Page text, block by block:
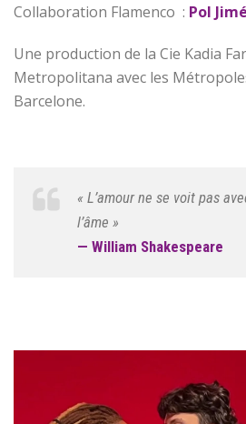
Collaboration Flamenco : Pol
Une production de la Cie Kadia
Metropolitana avec les
Barcelone.
« L’amour ne se voit pas
l’âme »
— William Shakespeare